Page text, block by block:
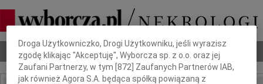
Nekrologi Odeszli Poradnik pogrzebowy
Dbamy o Twoją prywatność
Droga Użytkowniczko, Drogi Użytkowniku, jeśli wyrazisz
zgodę klikając "Akceptuję", Wyborcza sp. z o.o. oraz jej
Zaufani Partnerzy, w tym [872 ] Zaufanych Partnerów IAB,
jak również Agora S.A. będąca spółką powiązaną z